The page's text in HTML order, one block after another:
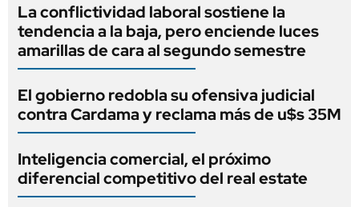
La conflictividad laboral sostiene la
tendencia a la baja, pero enciende luces
amarillas de cara al segundo semestre
El gobierno redobla su ofensiva judicial
contra Cardama y reclama más de u$s 35M
Inteligencia comercial, el próximo
diferencial competitivo del real estate